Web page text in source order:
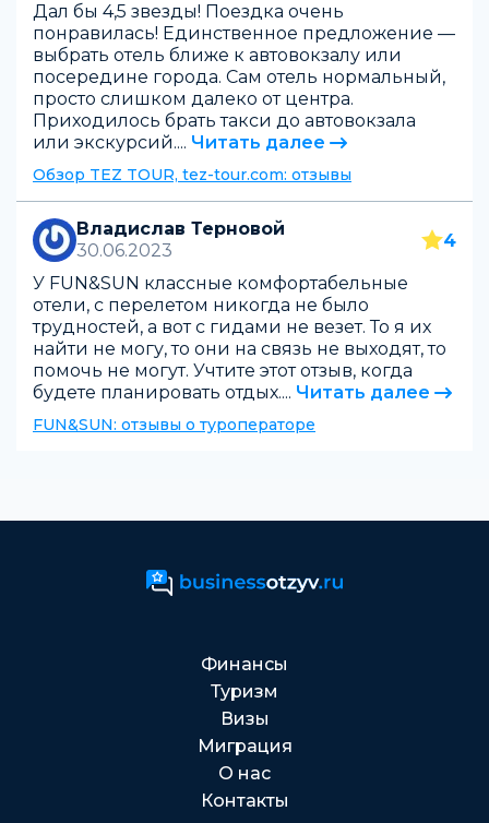
Дал бы 4,5 звезды! Поездка очень
понравилась! Единственное предложение —
выбрать отель ближе к автовокзалу или
посередине города. Сам отель нормальный,
просто слишком далеко от центра.
Приходилось брать такси до автовокзала
или экскурсий.... Читать далее
Обзор TEZ TOUR, tez-tour.com: отзывы
Владислав Терновой
30.06.2023
4
У FUN&SUN классные комфортабельные
отели, с перелетом никогда не было
трудностей, а вот с гидами не везет. То я их
найти не могу, то они на связь не выходят, то
помочь не могут. Учтите этот отзыв, когда
будете планировать отдых.... Читать далее
FUN&SUN: отзывы о туроператоре
Финансы
Туризм
Визы
Миграция
О нас
Контакты